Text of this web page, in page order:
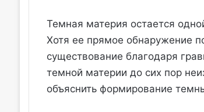
Темная материя остается
Хотя ее прямое обнаружение
существование благодаря
темной материи до сих пор
объяснить формирование